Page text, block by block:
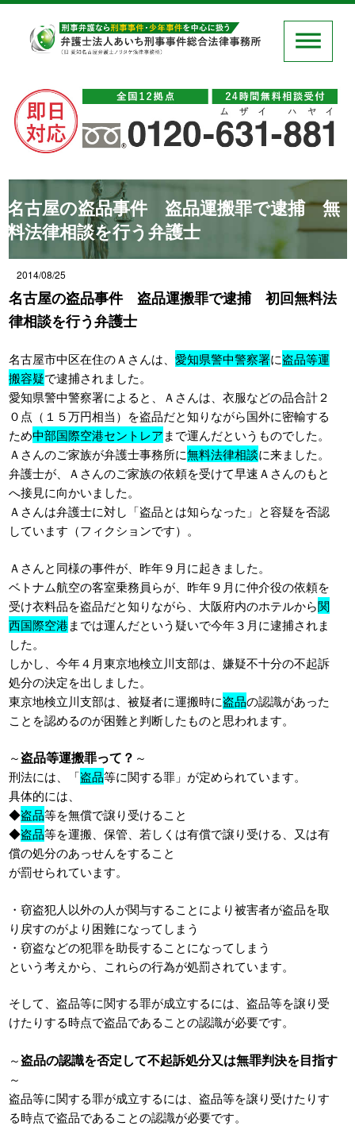
名古屋の盗品事件 盗品運搬罪で逮捕 無
料法律相談を行う弁護士
2014/08/25
名古屋の盗品事件 盗品運搬罪で逮捕 初回無料法
律相談を行う弁護士
名古屋市中区在住のＡさんは、愛知県警中警察署に盗品等運
搬容疑で逮捕されました。
愛知県警中警察署によると、Ａさんは、衣服などの品合計２
０点（１５万円相当）を盗品だと知りながら国外に密輸する
ため中部国際空港セントレアまで運んだというものでした。
Ａさんのご家族が弁護士事務所に無料法律相談に来ました。
弁護士が、Ａさんのご家族の依頼を受けて早速Ａさんのもと
へ接見に向かいました。
Ａさんは弁護士に対し「盗品とは知らなった」と容疑を否認
しています（フィクションです）。
Ａさんと同様の事件が、昨年９月に起きました。
ベトナム航空の客室乗務員らが、昨年９月に仲介役の依頼を
受け衣料品を盗品だと知りながら、大阪府内のホテルから関
西国際空港までは運んだという疑いで今年３月に逮捕されま
した。
しかし、今年４月東京地検立川支部は、嫌疑不十分の不起訴
処分の決定を出しました。
東京地検立川支部は、被疑者に運搬時に盗品の認識があった
ことを認めるのが困難と判断したものと思われます。
～盗品等運搬罪って？ ～
刑法には、「盗品等に関する罪」が定められています。
具体的には、
◆盗品等を無償で譲り受けること
◆盗品等を運搬、保管、若しくは有償で譲り受ける、又は有
償の処分のあっせんをすること
が罰せられています。
・窃盗犯人以外の人が関与することにより被害者が盗品を取
り戻すのがより困難になってしまう
・窃盗などの犯罪を助長することになってしまう
という考えから、これらの行為が処罰されています。
そして、盗品等に関する罪が成立するには、盗品等を譲り受
けたりする時点で盗品であることの認識が必要です。
～盗品の認識を否定して不起訴処分又は無罪判決を目指す
～
盗品等に関する罪が成立するには、盗品等を譲り受けたりす
る時点で盗品であることの認識が必要です。